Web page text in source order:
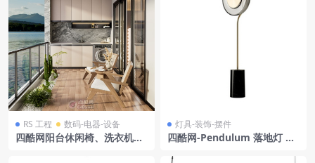
RS 工程 数码-电器-设备
四酷网阳台休闲椅、洗衣机橱
灯具-装饰-摆件
四酷网-Pendulum 落地灯 灯